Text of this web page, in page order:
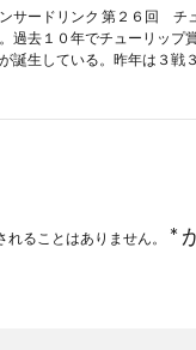
サードリンク 第２６回 チ
過去１０年でチューリップ
誕生している。昨年は３戦
ることはありません。 *